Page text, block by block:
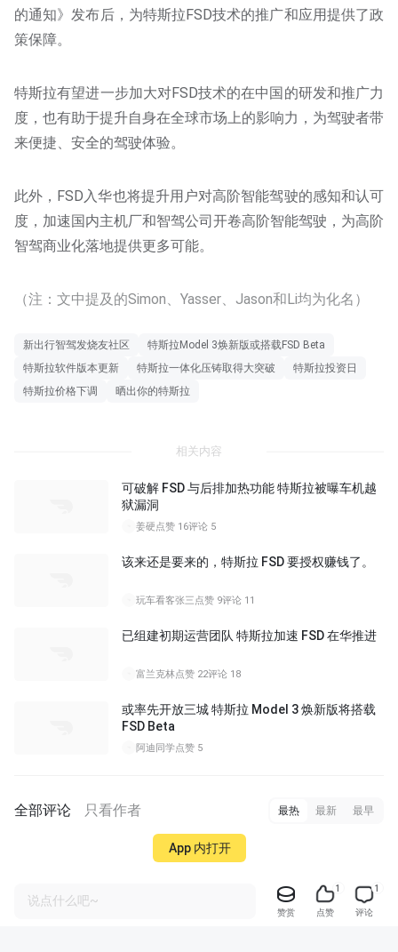
的通知》发布后，为特斯拉FSD技术的推广和应用提供了政
策保障。
特斯拉有望进一步加大对FSD技术的在中国的研发和推广力
度，也有助于提升自身在全球市场上的影响力，为驾驶者带
来便捷、安全的驾驶体验。
此外，FSD入华也将提升用户对高阶智能驾驶的感知和认可
度，加速国内主机厂和智驾公司开卷高阶智能驾驶，为高阶
智驾商业化落地提供更多可能。
（注：文中提及的Simon、Yasser、Jason和Li均为化名）
新出行智驾发烧友社区
特斯拉Model 3焕新版或搭载FSD Beta
特斯拉软件版本更新
特斯拉一体化压铸取得大突破
特斯拉投资日
特斯拉价格下调
晒出你的特斯拉
相关内容
可破解 FSD 与后排加热功能 特斯拉被曝车机越
狱漏洞
姜硬点赞 16评论 5
该来还是要来的，特斯拉 FSD 要授权赚钱了。
玩车看客张三点赞 9评论 11
已组建初期运营团队 特斯拉加速 FSD 在华推进
富兰克林点赞 22评论 18
或率先开放三城 特斯拉 Model 3 焕新版将搭载
FSD Beta
阿迪同学点赞 5
全部评论 只看作者 最热 最新 最早
App 内打开
说点什么吧~
赞赏
1
点赞
1
评论